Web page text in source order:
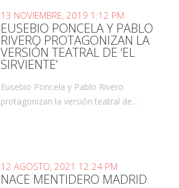
13 NOVIEMBRE, 2019 1:12 PM
EUSEBIO PONCELA Y PABLO
RIVERO PROTAGONIZAN LA
VERSIÓN TEATRAL DE ‘EL
SIRVIENTE’
Eusebio Poncela y Pablo Rivero
protagonizan la versión teatral de…
12 AGOSTO, 2021 12:24 PM
NACE MENTIDERO MADRID